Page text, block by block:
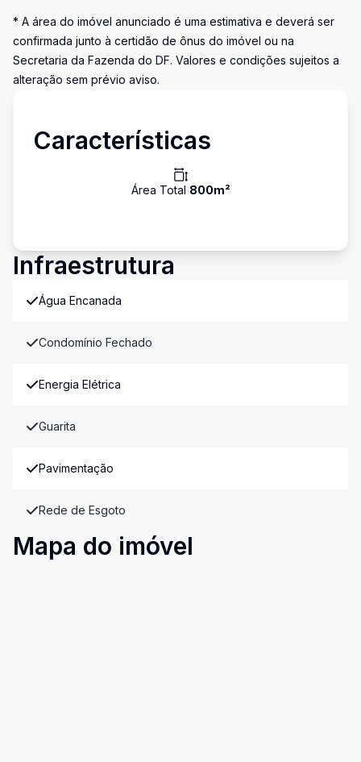
* A área do imóvel anunciado é uma estimativa e deverá ser
confirmada junto à certidão de ônus do imóvel ou na
Secretaria da Fazenda do DF. Valores e condições sujeitos a
alteração sem prévio aviso.
Características
Área Total 800m²
Infraestrutura
Água Encanada
Condomínio Fechado
Energia Elétrica
Guarita
Pavimentação
Rede de Esgoto
Mapa do imóvel